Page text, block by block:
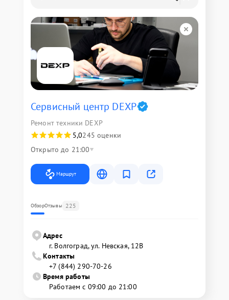
Сервисный центр DEXP
Ремонт техники DEXP
5,0245 оценки
Открыто до 21:00
Маршрут
ОбзорОтзывы 225
Адрес
г. Волгоград, ул. Невская, 12В
Контакты
+7 (844) 290-70-26
Время работы
Работаем с 09:00 до 21:00